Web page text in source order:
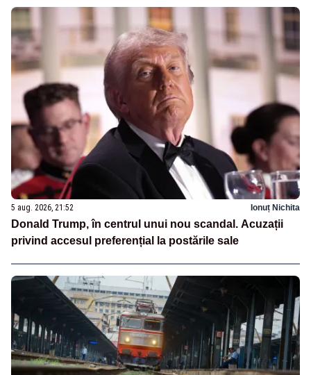
5 aug. 2026, 21:52 Ionuț Nichita
Donald Trump, în centrul unui nou scandal. Acuzații
privind accesul preferențial la postările sale